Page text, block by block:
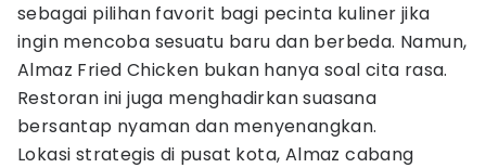
sebagai pilihan favorit bagi pecinta kuliner jika
ingin mencoba sesuatu baru dan berbeda. Namun,
Almaz Fried Chicken bukan hanya soal cita rasa.
Restoran ini juga menghadirkan suasana
bersantap nyaman dan menyenangkan.
Lokasi strategis di pusat kota, Almaz cabang